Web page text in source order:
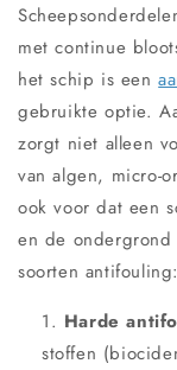
met continue
het schip is een
gebruikte optie.
zorgt niet alleen
van algen, micro-
ook voor dat een
en de
soorten antifouling:
Harde
stoffen